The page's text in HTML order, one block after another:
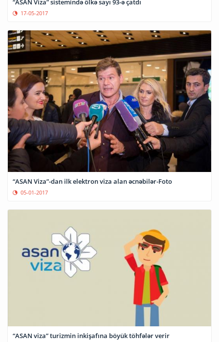
“ASAN Viza” sistemində ölkə sayı 93-ə çatdı
17-05-2017
“ASAN Viza”-dan ilk elektron viza alan əcnəbilər-Foto
05-01-2017
“ASAN viza” turizmin inkişafına böyük töhfələr verir